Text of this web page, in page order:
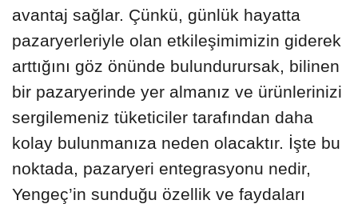
avantaj sağlar. Çünkü, günlük hayatta
pazaryerleriyle olan etkileşimimizin giderek
arttığını göz önünde bulundurursak, bilinen
bir pazaryerinde yer almanız ve ürünlerinizi
sergilemeniz tüketiciler tarafından daha
kolay bulunmanıza neden olacaktır. İşte bu
noktada, pazaryeri entegrasyonu nedir,
Yengeç’in sunduğu özellik ve faydaları